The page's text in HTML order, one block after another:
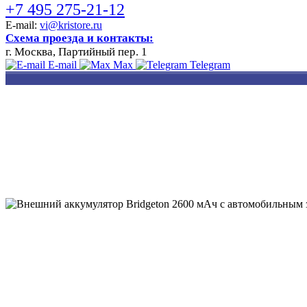
+7 495 275-21-12
E-mail: vi@kristore.ru
Схема проезда и контакты:
г. Москва, Партийный пер. 1
E-mail Max Telegram